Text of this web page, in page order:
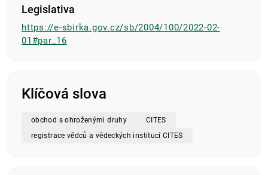
Legislativa
https://e-sbirka.gov.cz/sb/2004/100/2022-02-
01#par_16
Klíčová slova
obchod s ohroženými druhy
CITES
registrace vědců a vědeckých institucí CITES